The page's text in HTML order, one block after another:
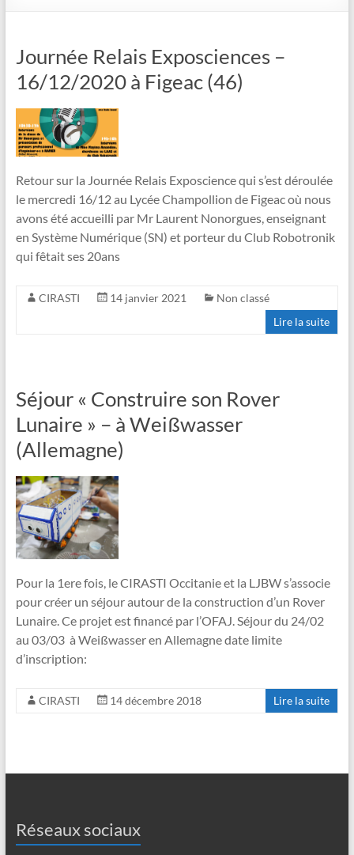
Journée Relais Exposciences –
16/12/2020 à Figeac (46)
Retour sur la Journée Relais Exposcience qui s’est déroulée
le mercredi 16/12 au Lycée Champollion de Figeac où nous
avons été accueilli par Mr Laurent Nonorgues, enseignant
en Système Numérique (SN) et porteur du Club Robotronik
qui fêtait ses 20ans
CIRASTI 14 janvier 2021
Non classé
Lire la suite
Séjour « Construire son Rover
Lunaire » – à Weißwasser
(Allemagne)
Pour la 1ere fois, le CIRASTI Occitanie et la LJBW s’associe
pour créer un séjour autour de la construction d’un Rover
Lunaire. Ce projet est financé par l’OFAJ. Séjour du 24/02
au 03/03 à Weißwasser en Allemagne date limite
d’inscription:
CIRASTI 14 décembre 2018 Lire la suite
Réseaux sociaux